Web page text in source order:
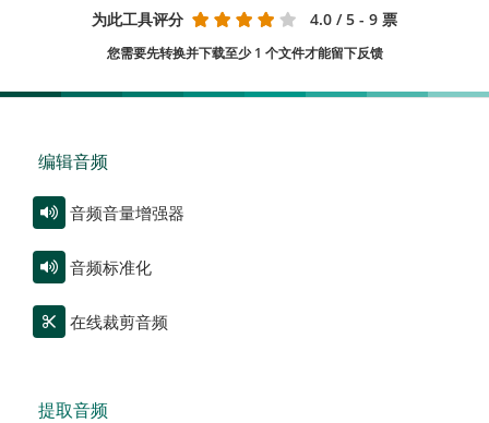
为此工具评分 4.0 / 5 - 9 票
您需要先转换并下载至少 1 个文件才能留下反馈
编辑音频
音频音量增强器
音频标准化
在线裁剪音频
提取音频